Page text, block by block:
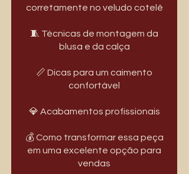
corretamente no veludo cotelê
🧵 Técnicas de montagem da
blusa e da calça
📏 Dicas para um caimento
confortável
💎 Acabamentos profissionais
💰 Como transformar essa peça
em uma excelente opção para
vendas